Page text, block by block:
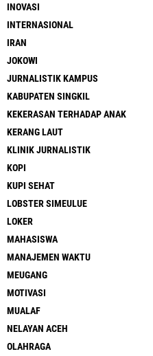
INOVASI
INTERNASIONAL
IRAN
JOKOWI
JURNALISTIK KAMPUS
KABUPATEN SINGKIL
KEKERASAN TERHADAP ANAK
KERANG LAUT
KLINIK JURNALISTIK
KOPI
KUPI SEHAT
LOBSTER SIMEULUE
LOKER
MAHASISWA
MANAJEMEN WAKTU
MEUGANG
MOTIVASI
MUALAF
NELAYAN ACEH
OLAHRAGA